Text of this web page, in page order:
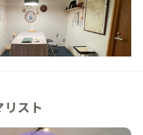
専用】アートのある空間で、
間を行き来する家
離 0km
リスト